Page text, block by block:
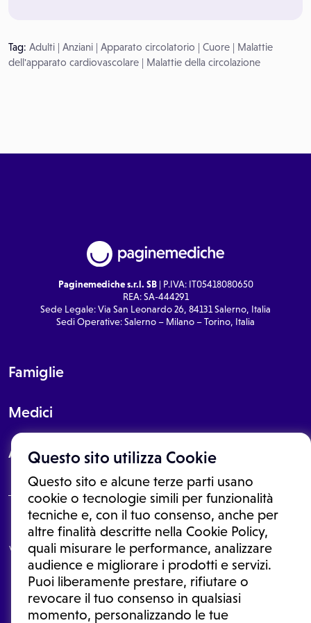
Questo sito utilizza Cookie
Questo sito e alcune terze parti usano
cookie o tecnologie simili per funzionalità
tecniche e, con il tuo consenso, anche per
altre finalità descritte nella Cookie Policy,
quali misurare le performance, analizzare
audience e migliorare i prodotti e servizi.
Puoi liberamente prestare, rifiutare o
revocare il tuo consenso in qualsiasi
momento, personalizzando le tue
Tag: Adulti | Anziani | Apparato circolatorio | Cuore | Malattie
dell'apparato cardiovascolare | Malattie della circolazione
Paginemediche s.r.l. SB| P.IVA: IT05418080650
REA: SA-444291
Sede Legale: Via San Leonardo 26, 84131 Salerno, Italia
Sedi Operative: Salerno – Milano – Torino, Italia
Famiglie
Medici
About
Le informazioni proposte in questo sito non sono un consulto medico.
In nessun caso, queste informazioni sostituiscono un consulto, una
visita o una diagnosi formulata dal medico. Non si devono considerare
le informazioni disponibili come suggerimenti per la formulazione di
una diagnosi, la determinazione di un trattamento o l'assunzione o
sospensione di un farmaco senza prima consultare un medico di
medicina generale o uno specialista.
Condizioni di utilizzo|Privacy Policy |Gestione cookie